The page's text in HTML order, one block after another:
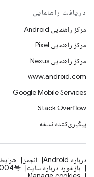
دریافت راهنمایی
مرکز راهنمایی Android
مرکز راهنمایی Pixel
مرکز راهنمایی Nexus
www.android.com
Google Mobile Services
Stack Overflow
پیگیری‌کننده نسخه
درباره Android انجمن
بازخورد درباره سایت
号